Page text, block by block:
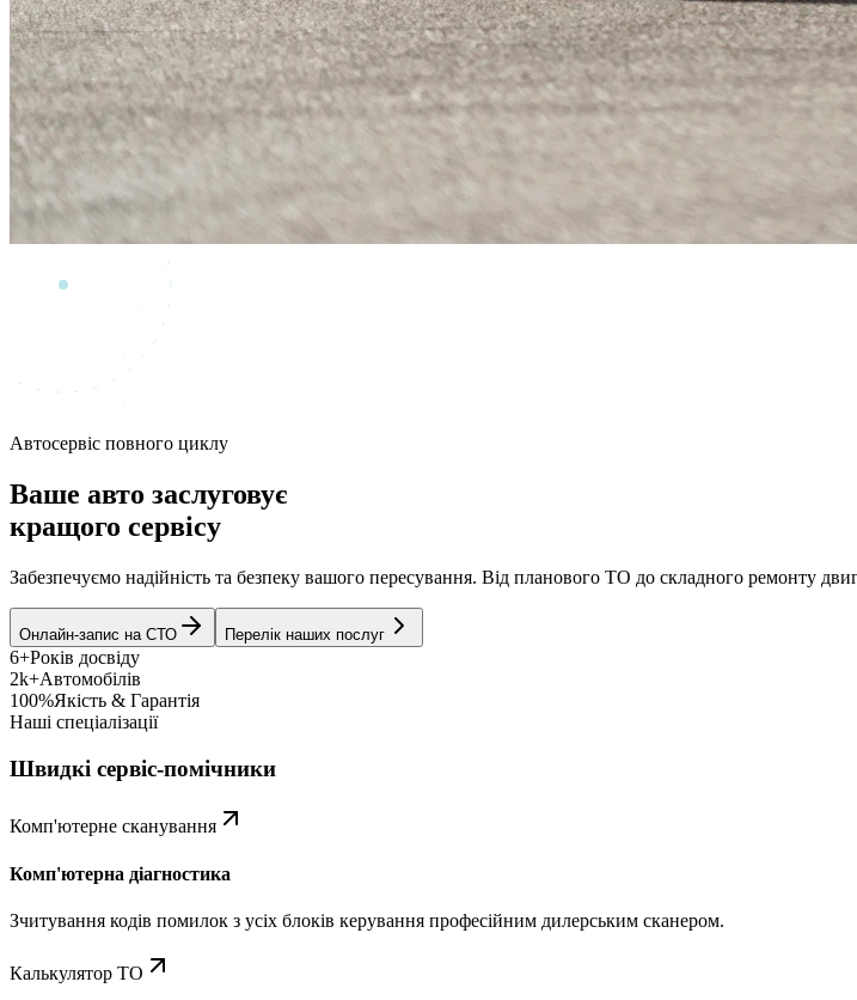
Автосервіс повного циклу
Ваше авто заслуговує
кращого сервісу
Забезпечуємо надійність та безпеку вашого пересування. Від планового ТО до складного ремонту
Онлайн-запис на СТО Перелік наших послуг
6+Років досвіду
2k+Автомобілів
100%Якість & Гарантія
Наші спеціалізації
Швидкі сервіс-помічники
Комп'ютерне сканування
Комп'ютерна діагностика
Зчитування кодів помилок з усіх блоків керування професійним дилерським сканером.
Калькулятор ТО